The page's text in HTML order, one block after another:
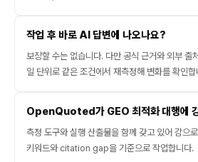
작업 후 바로 AI 답변에 나오나요?
보장할 수는 없습니다. 다만 공식 근거와 외부 출
일 단위로 같은 조건에서 재측정해 변화를 확인합
OpenQuoted가 GEO 최적화 대행에
측정 도구와 실행 산출물을 함께 갖고 있어 감으
키워드와 citation gap을 기준으로 작업합니다.